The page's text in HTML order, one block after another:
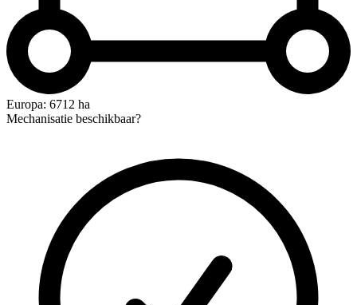
Europa: 6712 ha
Mechanisatie beschikbaar?